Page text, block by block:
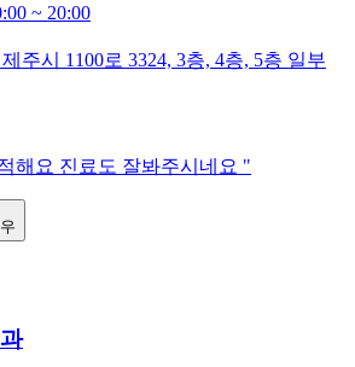
~ 20:00
주시 1100로 3324, 3층, 4층, 5층 일부
해요 진료도 잘봐주시네요 "